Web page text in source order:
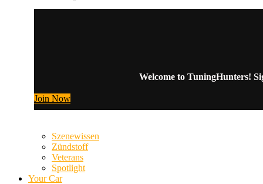
Welcome to TuningHunters!
Join Now
Szenewissen
Zündstoff
Veterans
Spotlight
Your Car